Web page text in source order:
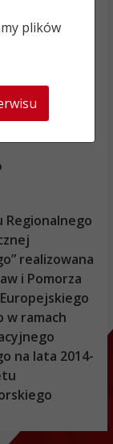
Regionalnego
” realizowana
i Pomorza
w ramach
na lata 2014-
plików